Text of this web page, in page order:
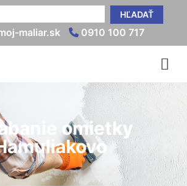
HĽADAŤ
maliar.sk 0910 100 717
omietky